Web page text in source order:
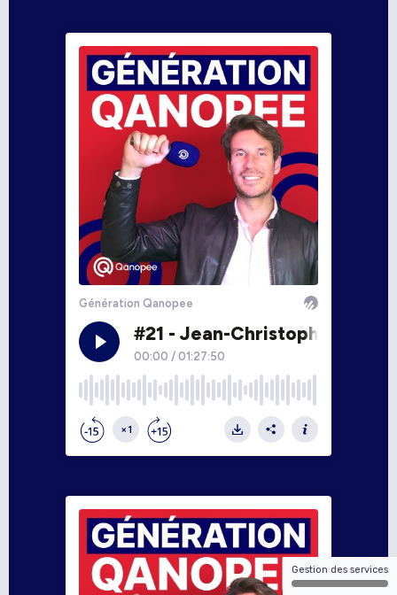
Gestion des services